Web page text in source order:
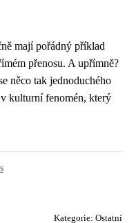
mají pořádný příklad
přenosu. A upřímně?
něco tak jednoduchého
kulturní fenomén, který
Kategorie: Ostatní